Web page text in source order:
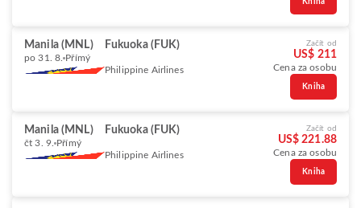
Kniha
Manila (MNL) Fukuoka (FUK)
po 31. 8. Přímý
Philippine Airlines
Začít od
US$ 211
Cena za osobu
Kniha
Manila (MNL) Fukuoka (FUK)
čt 3. 9. Přímý
Philippine Airlines
Začít od
US$ 221.88
Cena za osobu
Kniha